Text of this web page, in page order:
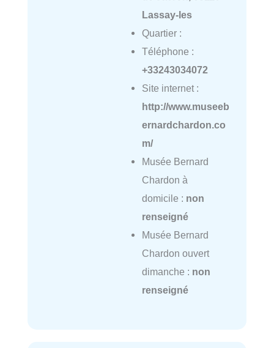
Lassay-les
Quartier :
Téléphone :
+33243034072
Site internet :
http://www.museeb
ernardchardon.co
m/
Musée Bernard
Chardon à
domicile : non
renseigné
Musée Bernard
Chardon ouvert
dimanche : non
renseigné